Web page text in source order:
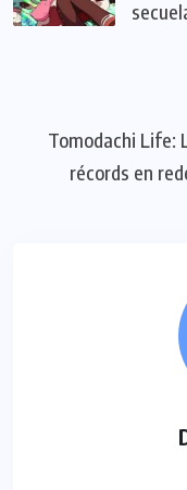
Tomodachi Life:
récords en